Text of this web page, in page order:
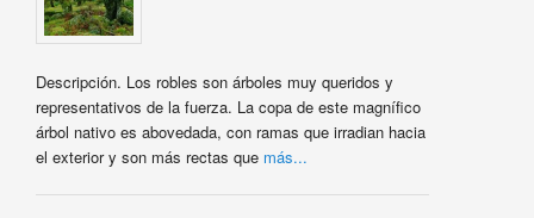
Descripción. Los robles son árboles muy queridos y
representativos de la fuerza. La copa de este magnífico
árbol nativo es abovedada, con ramas que irradian hacia
el exterior y son más rectas que más...